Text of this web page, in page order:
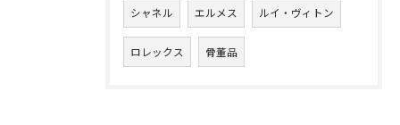
シャネル エルメス ルイ・ヴィトン
ロレックス 骨董品